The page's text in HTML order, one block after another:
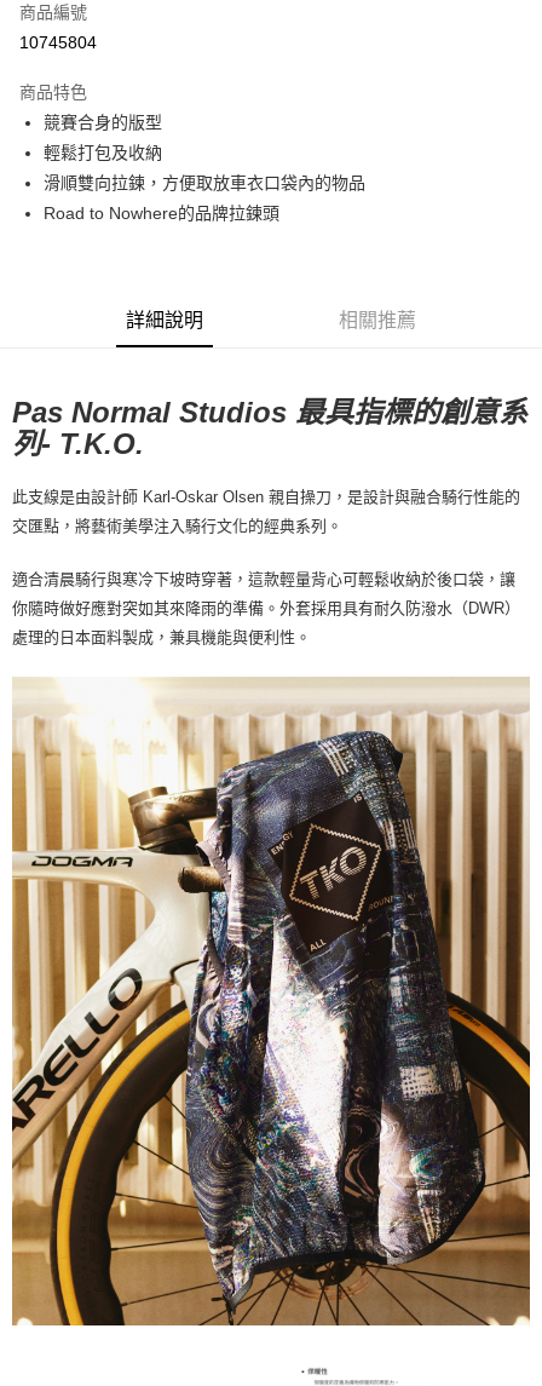
Apple Pay
運送方式
全家店到店
每筆NT$80，滿NT$10,000(含以上)免運費
每筆NT$80，滿NT$10,000(含以上)免運費
每筆NT$80，滿NT$10,000(含以上)免運費
每筆NT$130，滿NT$10,000(含以上)免運費
商品編號
10745804
商品特色
競賽合身的版型
輕鬆打包及收納
滑順雙向拉鍊，方便取放車衣口袋內的物品
Road to Nowhere的品牌拉鍊頭
詳細說明 相關推薦
Pas Normal Studios 最具指標的創意系
列- T.K.O.
此支線是由設計師 Karl-Oskar Olsen 親自操刀，是設計與融合騎行性能的
交匯點，將藝術美學注入騎行文化的經典系列。
適合清晨騎行與寒冷下坡時穿著，這款輕量背心可輕鬆收納於後口袋，讓
你隨時做好應對突如其來降雨的準備。外套採用具有耐久防潑水（DWR）
處理的日本面料製成，兼具機能與便利性。